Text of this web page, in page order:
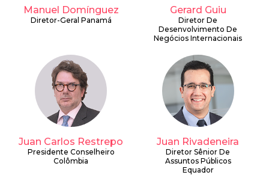
Manuel Domínguez
Diretor-Geral Panamá
Gerard Guiu
Diretor De
Desenvolvimento De
Negócios Internacionais
Juan Carlos Restrepo
Presidente Conselheiro
Colômbia
Juan Rivadeneira
Diretor Sênior De
Assuntos Públicos
Equador